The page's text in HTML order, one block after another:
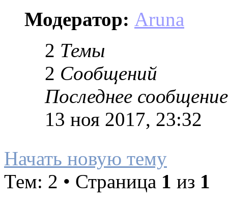
Модератор: Aruna
2 Темы
2 Сообщений
Последнее сообщение
13 ноя 2017, 23:32
Начать новую тему
Тем: 2 • Страница 1 из 1